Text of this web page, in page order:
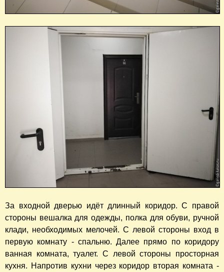
За входной дверью идёт длинный коридор. С правой
стороны вешалка для одежды, полка для обуви, ручной
клади, необходимых мелочей. С левой стороны вход в
первую комнату - спальню. Далее прямо по коридору
ванная комната, туалет. С левой стороны просторная
кухня. Напротив кухни через коридор вторая комната -